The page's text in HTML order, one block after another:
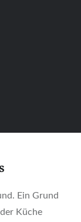
Ein Grund
Küche